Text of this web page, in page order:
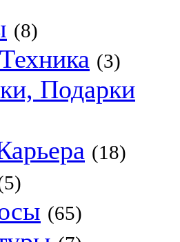
(8)
(3)
Подарки
(18)
(65)